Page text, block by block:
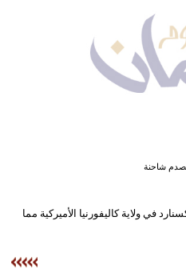
وتكنولوجيا
بيئة
شاحنة
في ولاية كاليفورنيا الأميركية مما